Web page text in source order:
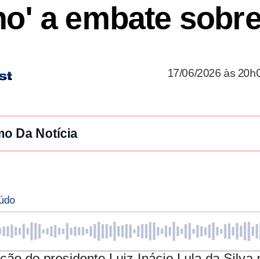
a embate
17/06/2026 às
Da Notícia